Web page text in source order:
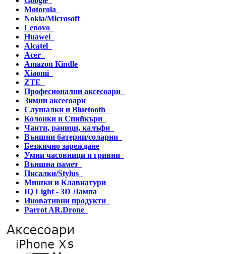
Motorola
Nokia/Microsoft
Lenovo
Huawei
Alcatel
Acer
Amazon Kindle
Xiaomi
ZTE
Професионални аксесоари
Зимни аксесоари
Слушалки и Bluetooth
Колонки и Спийкъри
Чанти, раници, калъфи
Външни батерии/соларни
Безжично зареждане
Умни часовници и гривни
Външна памет
Писалки/Stylus
Мишки и Клавиатури
IQ Light - 3D Лампа
Иновативни продукти
Parrot AR.Drone